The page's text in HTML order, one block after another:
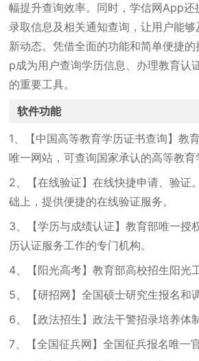
幅提升查询效率。同时，学信网App还
录取信息及相关通知查询，让用户能
新动态。凭借全面的功能和简单便捷
p成为用户查询学历信息、办理教育认
的重要工具。
软件功能
1、【中国高等教育学历证书查询】教
唯一网站，可查询国家承认的高等教育
2、【在线验证】在线快捷申请、验证
础上，提供便捷的在线验证服务。
3、【学历与成绩认证】教育部唯一授
历认证服务工作的专门机构。
4、【阳光高考】教育部高校招生阳光
5、【研招网】全国硕士研究生报名和
6、【政法招生】政法干警招录培养体
7、【全国征兵网】全国征兵报名唯一